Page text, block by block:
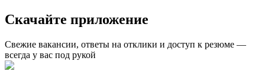
Скачайте приложение
Свежие вакансии, ответы на отклики и доступ к резюме —
всегда у вас под рукой